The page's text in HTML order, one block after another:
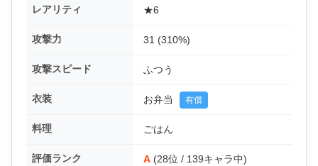
レアリティ ★6
攻撃力 31 (310%)
攻撃スピード ふつう
衣装 お弁当 有償
料理 ごはん
評価ランク A(28位 / 139キャラ中)